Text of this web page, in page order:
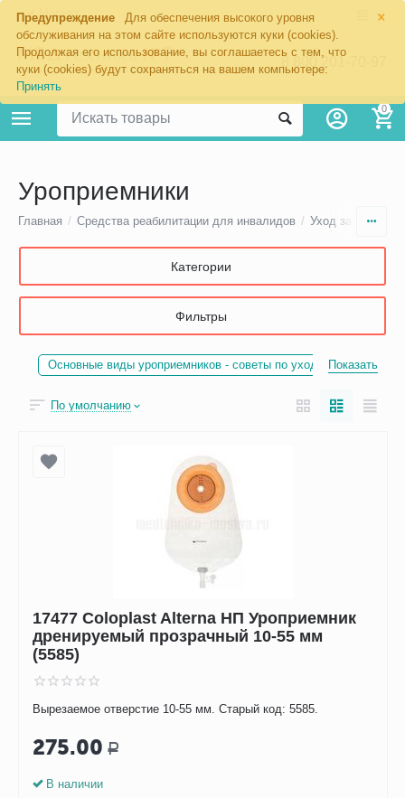
×
Предупреждение
Для обеспечения высокого уровня
обслуживания на этом сайте используются куки (cookies).
Продолжая его использование, вы соглашаетесь с тем, что
куки (cookies) будут сохраняться на вашем компьютере:
Принять
Москва
8 800 201-70-97
0
Уроприемники
Главная / Средства реабилитации для инвалидов / Уход за стомой
Категории
Фильтры
Основные виды уроприемников - советы по уходу Показать
По умолчанию
17477 Coloplast Alterna НП Уроприемник
дренируемый прозрачный 10-55 мм
(5585)
Вырезаемое отверстие 10-55 мм. Старый код: 5585.
275.00 Р
В наличии